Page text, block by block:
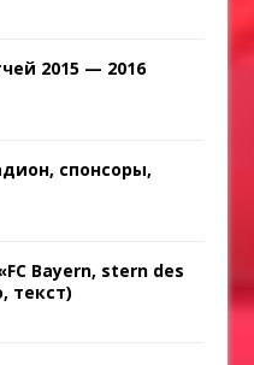
2015 — 2016
спонсоры,
Bayern, stern des
текст)